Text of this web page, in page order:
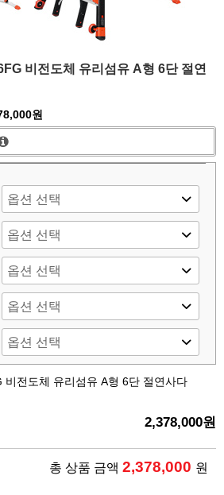
비전도체 유리섬유 A형 6단 절연
원
비전도체 유리섬유 A형 6단 절연사다
2,378,000원
총 상품 금액 2,378,000 원